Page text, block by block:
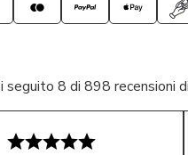
seguito 8 di 898 recensioni